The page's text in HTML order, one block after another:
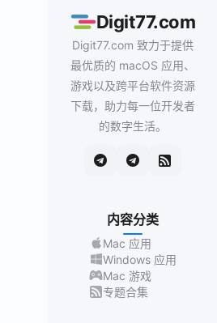
Digit77.com
Digit77.com 致力于提供
最优质的 macOS 应用、
游戏以及跨平台软件资源
下载，助力每一位开发者
的数字生活。
内容分类
Mac 应用
Windows 应用
Mac 游戏
专题合集